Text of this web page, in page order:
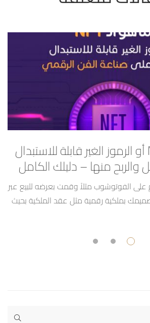
ما هو الـ NFT أو الرموز الغير قابلة للاستبدال
والربح منها – دليلك الكامل
الفوتوشوب مثلاً وقمت بعرضه للبيع عبر
بملكية رقمية مثل عقد الملكية بحيث